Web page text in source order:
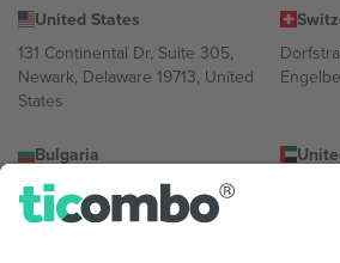
United States
131 Continental Dr, Suite 305,
Newark, Delaware 19713, United
States
Bulgaria
Regus Sofia City West, bul
Totleben 53-55, 1606 Sofia,
UAE